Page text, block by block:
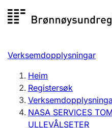
Registersøk
Aksjeselskap
Enkeltpersonføretak
Registrere, endre, slette
Verksemdopplysningar
Heim
Registersøk
NASA SERVICES
ULLEVÅLSETER